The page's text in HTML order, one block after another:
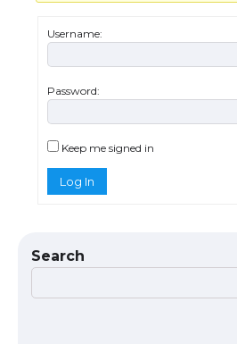
Username:
Password:
Keep me signed in
Log In
Search
The largest screen